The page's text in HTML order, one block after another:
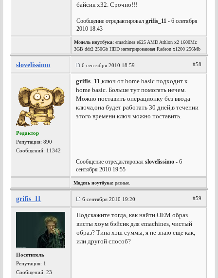
байсик х32. Срочно!!!
Сообщение отредактировалgrifis_11 - 6 сентября
2010 18:43
Модель ноутбука: emachines e625 AMD Athlon x2 1600Mz
3GB ddr2 250Gb HDD интегрированная Radeon x1200 256Mb
slovelissimo 6 сентября 2010 18:59 #58
Редактор
Репутация:890
Сообщений: 11342
grifis_11,ключ от home basic подходит к
home basic. Больше тут помогать нечем.
Можно поставить операционку без ввода
ключа,она будет работать 30 дней,в течении
этого времени ключ можно поставить.
Сообщение отредактировалslovelissimo - 6
сентября 2010 19:55
Модель ноутбука: разные.
grifis_11 6 сентября 2010 19:20 #59
Посетитель
Репутация: 1
Сообщений: 23
Подскажите тогда, как найти OEM образ
висты хоум бэйсик для emachines, чистый
образ? Типа хэш суммы, я не знаю еще как,
или другой способ?